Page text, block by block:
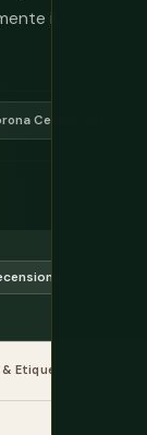
il
Ceca (CZK)
Etiquette